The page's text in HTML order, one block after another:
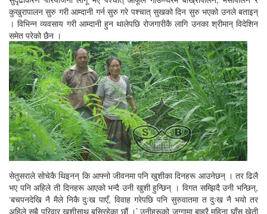
कुखुरापालन सुरु गरी आम्दानी गर्न सुरु गरे पश्चात् सुखको दिन सुरु भएको उनले बताइन्
। विभिन्न व्यवसाय गरी आम्दानी हुन थालेपछि रोजगारीकै लागि उनका श्रीमान् विदेशिन
समेत परेको छैन ।
सेतुसराले सोचेकै थिइनन् कि आफ्नो जीवनमा पनि खुशीका दिनहरू आउनेछन् । तर ढिलै
भए पनि अहिले ती दिनहरू आएको भन्दै उनी खुशी हुन्छिन् । विगत सम्झिदै उनी भन्छिन्,
‘बचपनदेखि नै मैले निकै दुःख पाएँ, विवाह गरेपछि पनि सुरुवातमा त दुःख नै भयो तर
अहिले सबै परिवार खुशीसाथ बसिरहेका छौं ।’ उनीहरूको जग्गामा बाह्रै महिना घाँस खेती